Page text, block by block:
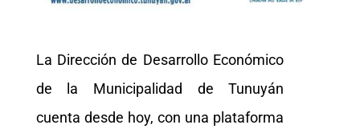
La Dirección de Desarrollo Económico
de la Municipalidad de Tunuyán
cuenta desde hoy, con una plataforma